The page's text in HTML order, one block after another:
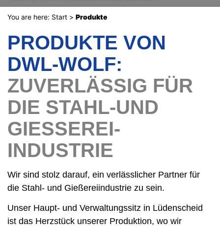
You are here: Start > Produkte
PRODUKTE VON
DWL-WOLF:
ZUVERLÄSSIG FÜR
DIE STAHL-UND
GIESSEREI-
INDUSTRIE
Wir sind stolz darauf, ein verlässlicher Partner für
die Stahl- und Gießereiindustrie zu sein.
Unser Haupt- und Verwaltungssitz in Lüdenscheid
ist das Herzstück unserer Produktion, wo wir